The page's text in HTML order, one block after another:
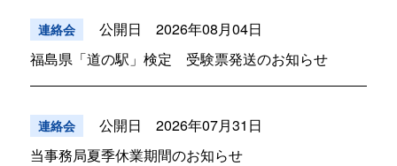
連絡会
公開日 2026年08月04日
福島県「道の駅」検定 受験票発送のお知らせ
連絡会
公開日 2026年07月31日
当事務局夏季休業期間のお知らせ